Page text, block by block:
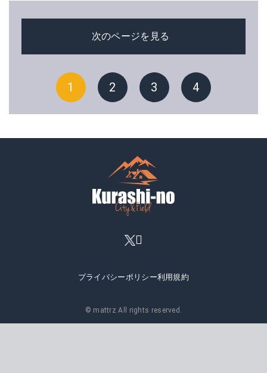
次のページを見る
1 2 3 4
プライバシーポリシー利用規約
© mattrz All rights reserved.